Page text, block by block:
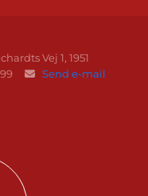
Vej 1, 1951
 Send e-mail